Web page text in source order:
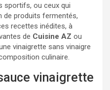
sportifs, ou ceux qui
de produits fermentés,
recettes inédites, à
de Cuisine AZ ou
vinaigrette sans vinaigre
culinaire.
vinaigrette